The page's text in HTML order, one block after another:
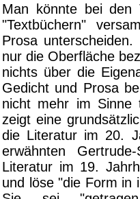
Man könnte bei den
"Textbüchern"
Prosa
nur die Oberfläche
nichts über die
Gedicht und Prosa
nicht mehr im Sinne
zeigt eine
die Literatur im 20.
erwähnten
Literatur im 19.
und löse "die Form in